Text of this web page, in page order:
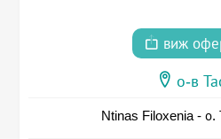
виж
о-в
Ntinas Filoxenia - о.